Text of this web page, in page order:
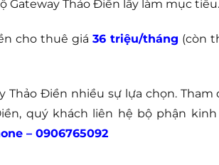
Gateway Thảo Điền lấy làm mục tiêu.
cho thuê giá 36 triệu/tháng (còn
Thảo Điền nhiều sự lựa chọn.
quý khách liên hệ bộ phận
– 0906765092